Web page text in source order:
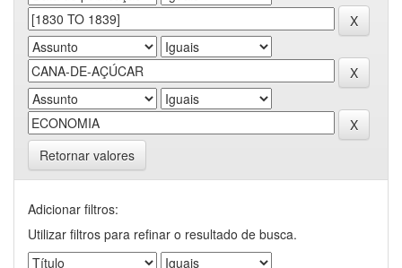
Retornar valores
Adicionar filtros:
Utilizar filtros para refinar o resultado de busca.